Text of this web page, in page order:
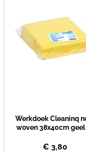
Werkdoek Cleaninq
woven 38x40cm geel
€ 3,80